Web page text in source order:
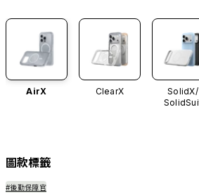
AirX ClearX
SolidX/
圖款標籤
#後勤保障官